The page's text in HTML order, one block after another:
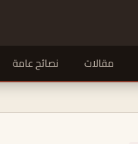
مقالات نصائح عامة